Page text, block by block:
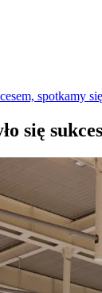
spotkamy
się